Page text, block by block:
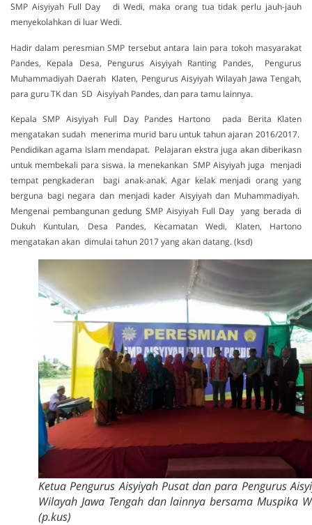
SMP Aisyiyah Full Day di Wedi, maka orang tua tidak perlu jauh-jauh
menyekolahkan di luar Wedi.
Hadir dalam peresmian SMP tersebut antara lain para tokoh masyarakat
Pandes, Kepala Desa, Pengurus Aisyiyah Ranting Pandes, Pengurus
Muhammadiyah Daerah Klaten, Pengurus Aisyiyah Wilayah Jawa Tengah,
para guru TK dan SD Aisyiyah Pandes, dan para tamu lainnya.
Kepala SMP Aisyiyah Full Day Pandes Hartono pada Berita Klaten
mengatakan sudah menerima murid baru untuk tahun ajaran 2016/2017.
Pendidikan agama Islam mendapat. Pelajaran ekstra juga akan diberikasn
untuk membekali para siswa. Ia menekankan SMP Aisyiyah juga menjadi
tempat pengkaderan bagi anak-anak. Agar kelak menjadi orang yang
berguna bagi negara dan menjadi kader Aisyiyah dan Muhammadiyah.
Mengenai pembangunan gedung SMP Aisyiyah Full Day yang berada di
Dukuh Kuntulan, Desa Pandes, Kecamatan Wedi, Klaten, Hartono
mengatakan akan dimulai tahun 2017 yang akan datang. (ksd)
Ketua Pengurus Aisyiyah Pusat dan para Pengurus
Wilayah Jawa Tengah dan lainnya bersama Muspika
(p.kus)